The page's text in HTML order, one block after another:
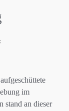
im
stand an dieser